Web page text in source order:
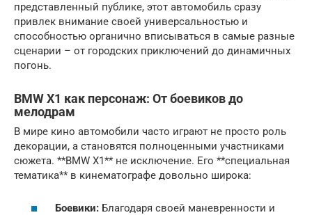
представленный публике, этот автомобиль сразу
привлек внимание своей универсальностью и
способностью органично вписываться в самые разные
сценарии – от городских приключений до динамичных
погонь.
BMW X1 как персонаж: От боевиков до
мелодрам
В мире кино автомобили часто играют не просто роль
декорации, а становятся полноценными участниками
сюжета. **BMW X1** не исключение. Его **специальная
тематика** в кинематографе довольно широка:
Боевики: Благодаря своей маневренности и